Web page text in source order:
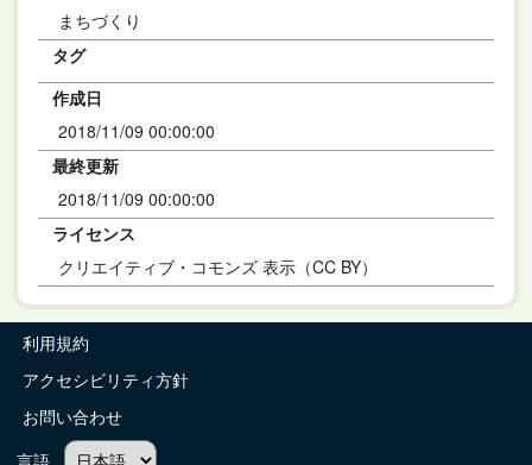
まちづくり
タグ
作成日
2018/11/09 00:00:00
最終更新
2018/11/09 00:00:00
ライセンス
クリエイティブ・コモンズ 表示（CC BY）
利用規約
アクセシビリティ方針
お問い合わせ
言語